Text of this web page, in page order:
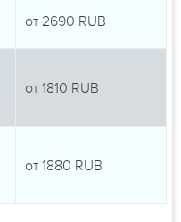
от 2690 RUB
от 1810 RUB
от 1880 RUB